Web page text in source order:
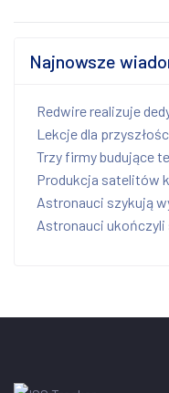
Najnowsze
Redwire realizuje
Lekcje dla
Trzy firmy budujące
Produkcja satelitów
Astronauci szykują
Astronauci ukończyli